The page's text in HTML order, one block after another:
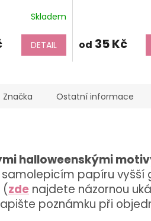
Skladem
DETAIL
samolepicí
od 35 Kč
Značka Ostatní informace
halloweenskými
samolepicím papíru vyšší
(zde najdete názornou
poznámku při